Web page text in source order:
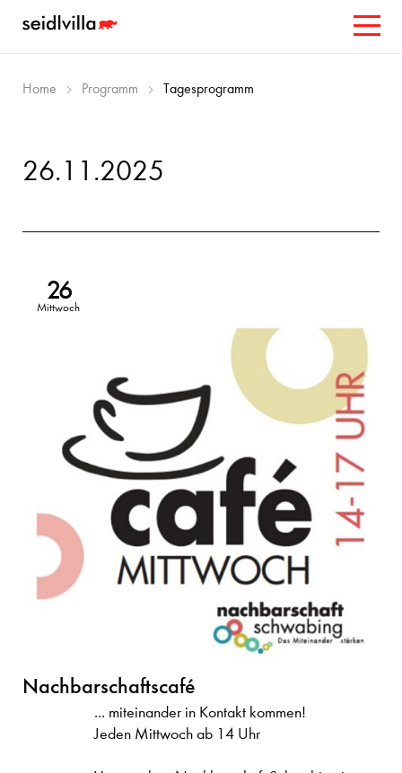
Home Programm Tagesprogramm
26.11.2025
26
Mittwoch
Nachbarschaftscafé
... miteinander in Kontakt kommen!
Jeden Mittwoch ab 14 Uhr